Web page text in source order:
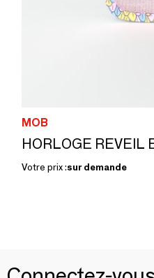
MOB
Votre prix :sur demande